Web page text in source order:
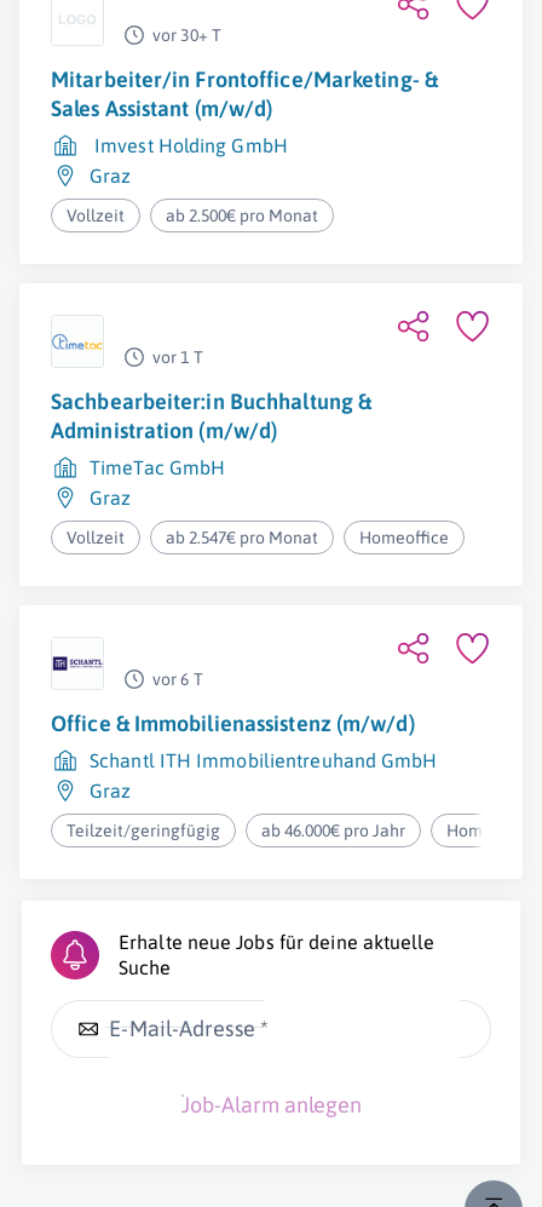
vor 30+ T
Mitarbeiter/in Frontoffice/Marketing- &
Sales Assistant (m/w/d)
Imvest Holding GmbH
Graz
Vollzeit ab 2.500€ pro Monat
vor 1 T
Sachbearbeiter:in Buchhaltung &
Administration (m/w/d)
TimeTac GmbH
Graz
Vollzeit ab 2.547€ pro Monat Homeoffice
vor 6 T
Office & Immobilienassistenz (m/w/d)
Schantl ITH Immobilientreuhand GmbH
Graz
Teilzeit/geringfügig ab 46.000€ pro Jahr Homeoffice
Erhalte neue Jobs für deine aktuelle
Suche
E-Mail-Adresse *
Job-Alarm anlegen